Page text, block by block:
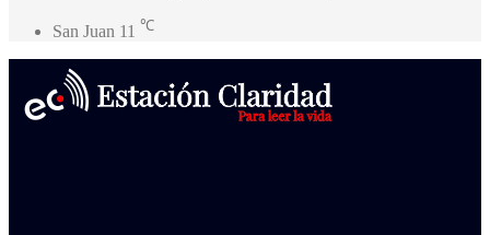
San Juan 11 ℃